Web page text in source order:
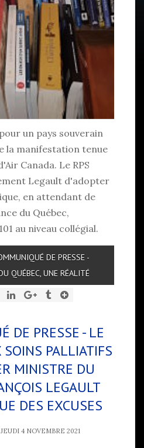
un pays souverain
la manifestation tenue
Canada. Le RPS
Legault d'adopter
en attendant de
du Québec,
au niveau collégial.
DE PRESSE -
QUÉBEC, UNE RÉALITÉ
DE PRESSE - LE
SOINS PALLIATIFS
MINISTRE DU
LEGAULT
DES EXCUSES
4 NOVEMBRE 2021